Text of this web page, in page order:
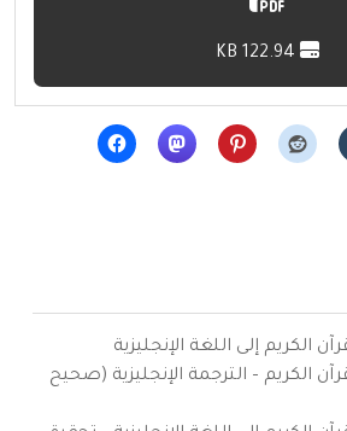
الكريم إلى اللغة الإنجليزية
الكريم – الترجمة الإنجليزية (صحيح